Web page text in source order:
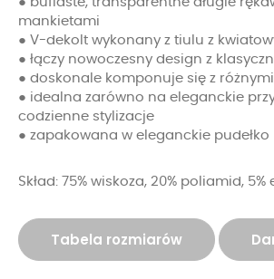
mankietami
● V-dekolt wykonany z tiulu z
● łączy nowoczesny design z
● doskonale komponuje się z
● idealna zarówno na eleganckie
codzienne stylizacje
● zapakowana w eleganckie pudełko
Skład: 75% wiskoza, 20% poliamid, 5%
Tabela rozmiarów